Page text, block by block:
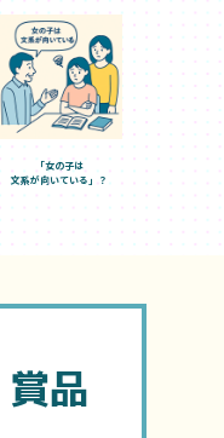
「女の子は
文系が向いている」？
品